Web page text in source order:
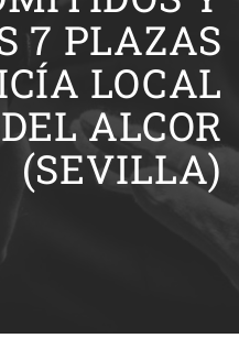
7 PLAZAS
LOCAL
ALCOR
(SEVILLA)